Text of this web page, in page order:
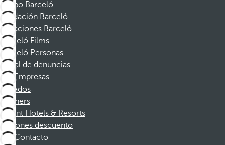
Grupo Barceló
Fundación Barceló
Vacaciones Barceló
Barceló Films
Barceló Personas
Canal de denuncias
Empresas
Afiliados
Partners
Dorint Hotels & Resorts
Cupones descuento
Contacto